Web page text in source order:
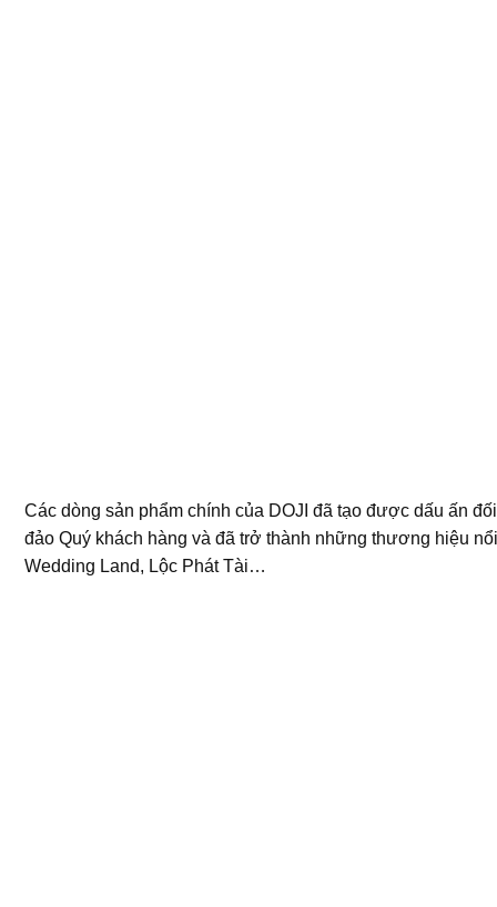
Các dòng sản phẩm chính của DOJI đã tạo được dấu ấn
đảo Quý khách hàng và đã trở thành những thương hiệu
Wedding Land, Lộc Phát Tài…